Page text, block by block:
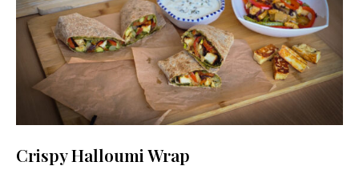
Crispy Halloumi Wrap